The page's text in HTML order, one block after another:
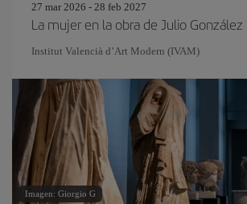
27 mar 2026 - 28 feb 2027
La mujer en la obra de Julio González
Institut Valencià d’Art Modern (IVAM)
Imagen: Giorgio G